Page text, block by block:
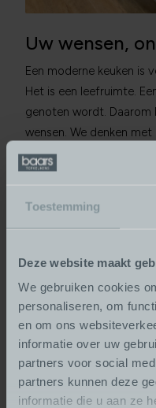
Toestemming
Deze website maakt
We gebruiken cookies
personaliseren, om
en om ons
informatie over uw
partners voor social
partners kunnen deze
informatie die u aan ze
Uw wensen,
Een moderne keuken is
Het is een leefruimte.
genoten wordt. Daarom
wensen. We denken
verrassen u met
een eigentijds en
aansluit bij uw woning
handen. Volledige
verwachten.